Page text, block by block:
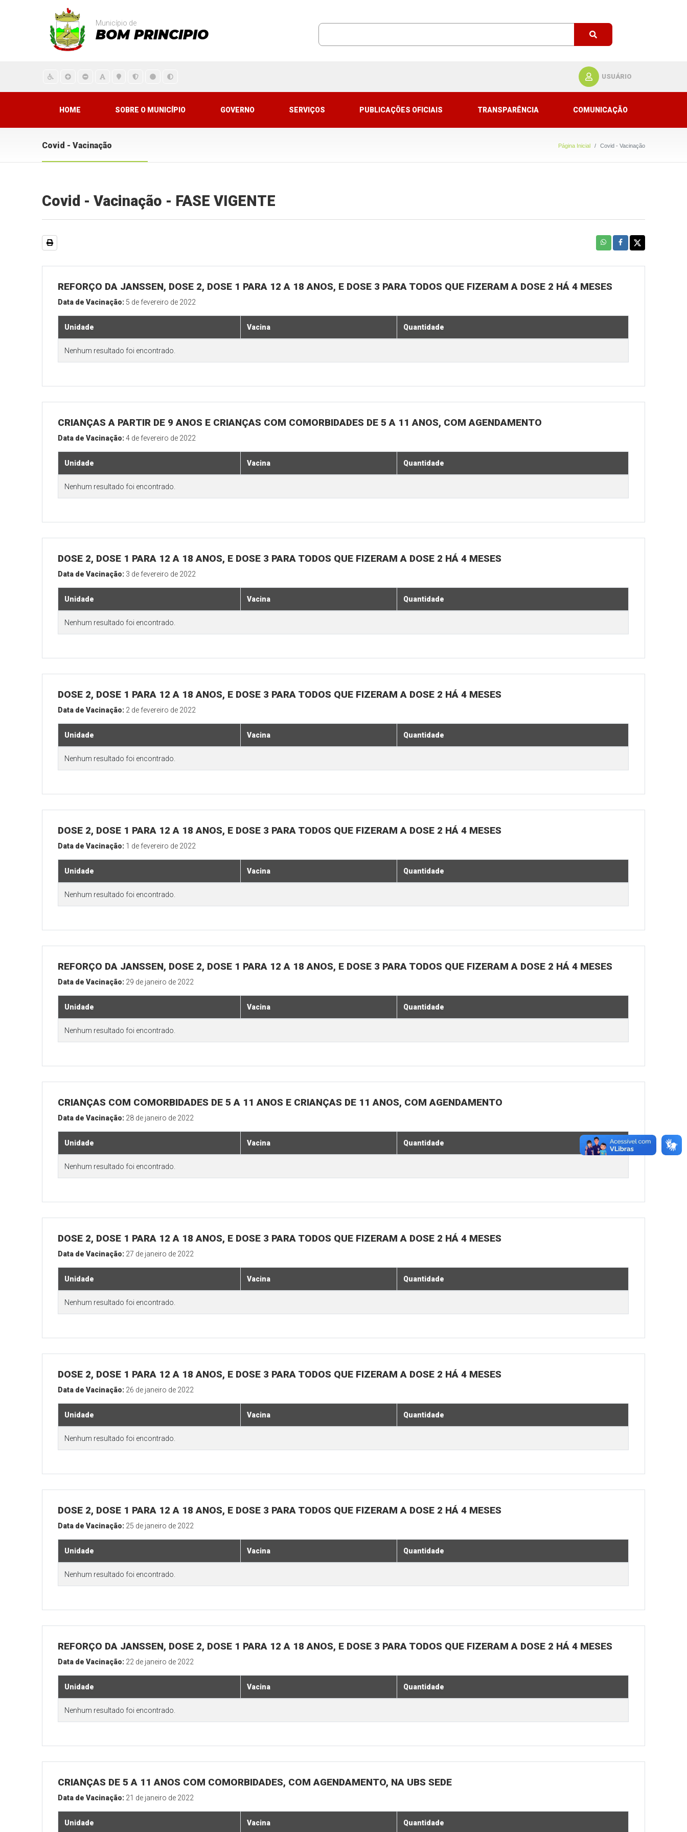
Município de
BOM PRINCIPIO
USUÁRIO
HOME SOBRE O MUNICÍPIO GOVERNO SERVIÇOS PUBLICAÇÕES OFICIAIS TRANSPARÊNCIA COMUNICAÇÃO
Covid - Vacinação Página Inicial Covid - Vacinação
Covid - Vacinação - FASE VIGENTE
REFORÇO DA JANSSEN, DOSE 2, DOSE 1 PARA 12 A 18 ANOS, E DOSE 3 PARA TODOS QUE FIZERAM A DOSE 2 HÁ 4 MESES
Data de Vacinação: 5 de fevereiro de 2022
Unidade Vacina Quantidade
Nenhum resultado foi encontrado.
CRIANÇAS A PARTIR DE 9 ANOS E CRIANÇAS COM COMORBIDADES DE 5 A 11 ANOS, COM AGENDAMENTO
Data de Vacinação:4 de fevereiro de 2022
Unidade Vacina Quantidade
Nenhum resultado foi encontrado.
DOSE 2, DOSE 1 PARA 12 A 18 ANOS, E DOSE 3 PARA TODOS QUE FIZERAM A DOSE 2 HÁ 4 MESES
Data de Vacinação: 3 de fevereiro de 2022
Unidade Vacina Quantidade
Nenhum resultado foi encontrado.
DOSE 2, DOSE 1 PARA 12 A 18 ANOS, E DOSE 3 PARA TODOS QUE FIZERAM A DOSE 2 HÁ 4 MESES
Data de Vacinação: 2 de fevereiro de 2022
Unidade Vacina Quantidade
Nenhum resultado foi encontrado.
DOSE 2, DOSE 1 PARA 12 A 18 ANOS, E DOSE 3 PARA TODOS QUE FIZERAM A DOSE 2 HÁ 4 MESES
Data de Vacinação: 1 de fevereiro de 2022
Unidade Vacina Quantidade
Nenhum resultado foi encontrado.
REFORÇO DA JANSSEN, DOSE 2, DOSE 1 PARA 12 A 18 ANOS, E DOSE 3 PARA TODOS QUE FIZERAM A DOSE 2 HÁ 4 MESES
Data de Vacinação: 29 de janeiro de 2022
Unidade Vacina Quantidade
Nenhum resultado foi encontrado.
CRIANÇAS COM COMORBIDADES DE 5 A 11 ANOS E CRIANÇAS DE 11 ANOS, COM AGENDAMENTO
Data de Vacinação: 28 de janeiro de 2022
Unidade Vacina Quantidade
Nenhum resultado foi encontrado.
DOSE 2, DOSE 1 PARA 12 A 18 ANOS, E DOSE 3 PARA TODOS QUE FIZERAM A DOSE 2 HÁ 4 MESES
Data de Vacinação: 27 de janeiro de 2022
Unidade Vacina Quantidade
Nenhum resultado foi encontrado.
DOSE 2, DOSE 1 PARA 12 A 18 ANOS, E DOSE 3 PARA TODOS QUE FIZERAM A DOSE 2 HÁ 4 MESES
Data de Vacinação: 26 de janeiro de 2022
Unidade Vacina Quantidade
Nenhum resultado foi encontrado.
DOSE 2, DOSE 1 PARA 12 A 18 ANOS, E DOSE 3 PARA TODOS QUE FIZERAM A DOSE 2 HÁ 4 MESES
Data de Vacinação: 25 de janeiro de 2022
Unidade Vacina Quantidade
Nenhum resultado foi encontrado.
REFORÇO DA JANSSEN, DOSE 2, DOSE 1 PARA 12 A 18 ANOS, E DOSE 3 PARA TODOS QUE FIZERAM A DOSE 2 HÁ 4 MESES
Data de Vacinação: 22 de janeiro de 2022
Unidade Vacina Quantidade
Nenhum resultado foi encontrado.
CRIANÇAS DE 5 A 11 ANOS COM COMORBIDADES, COM AGENDAMENTO, NA UBS SEDE
Data de Vacinação: 21 de janeiro de 2022
Unidade Vacina Quantidade